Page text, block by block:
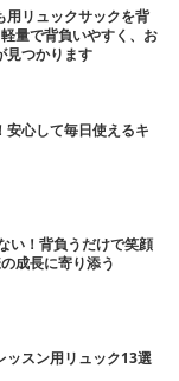
用リュックサックを背
量で背負いやすく、お
見つかります
安心して毎日使えるキ
い！背負うだけで笑顔
成長に寄り添う
ッスン用リュック13選